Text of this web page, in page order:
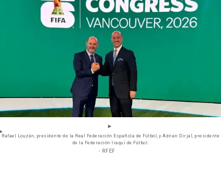
Rafael Louzán, presidente de la Real Federación Española de Fútbol, y Adnan Dirjal, presidente
de la Federación Iraquí de Fútbol.
- RFEF